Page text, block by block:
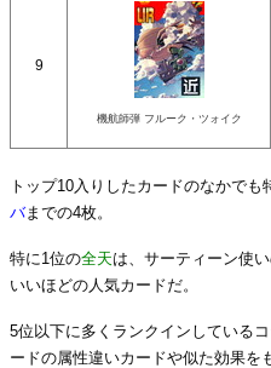
9
機航師弾 フルーク・ツォイク
トップ10入りしたカードのなかで
バまでの4枚。
特に1位の全天は、サーティーン使
いいほどの人気カードだ。
5位以下に多くランクインしている
ードの属性違いカードや似た効果を